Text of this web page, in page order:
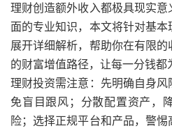
理财创造额外收入都极具现实
面的专业知识，本文将针对基
展开详细解析，帮助你在有限
的财富增值路径，让每一分钱都
理财投资需注意：先明确自身
免盲目跟风；分散配置资产，
险；选择正规平台和产品，警